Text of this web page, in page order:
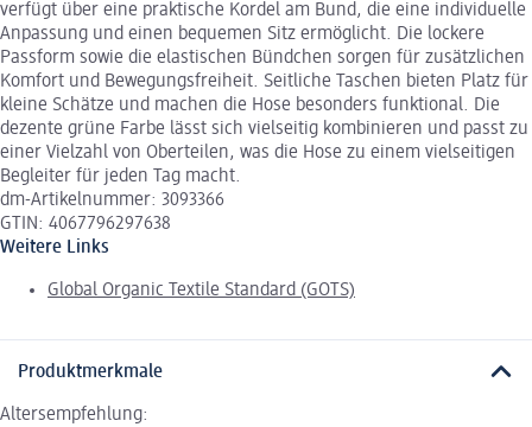
verfügt über eine praktische Kordel am Bund, die eine individuelle
Anpassung und einen bequemen Sitz ermöglicht. Die lockere
Passform sowie die elastischen Bündchen sorgen für zusätzlichen
Komfort und Bewegungsfreiheit. Seitliche Taschen bieten Platz für
kleine Schätze und machen die Hose besonders funktional. Die
dezente grüne Farbe lässt sich vielseitig kombinieren und passt zu
einer Vielzahl von Oberteilen, was die Hose zu einem vielseitigen
Begleiter für jeden Tag macht.
dm-Artikelnummer: 3093366
GTIN: 4067796297638
Weitere Links
Global Organic Textile Standard (GOTS)
Produktmerkmale
Altersempfehlung: